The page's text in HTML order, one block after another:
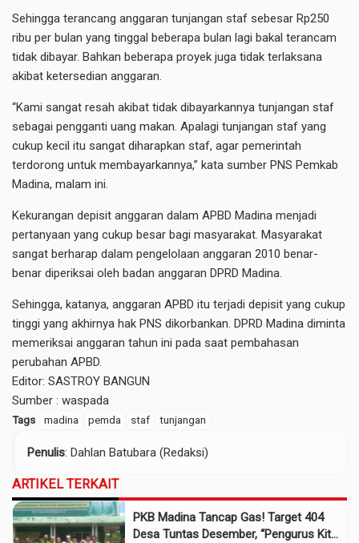
Sehingga terancang anggaran tunjangan staf sebesar Rp250
ribu per bulan yang tinggal beberapa bulan lagi bakal terancam
tidak dibayar. Bahkan beberapa proyek juga tidak terlaksana
akibat ketersedian anggaran.
“Kami sangat resah akibat tidak dibayarkannya tunjangan staf
sebagai pengganti uang makan. Apalagi tunjangan staf yang
cukup kecil itu sangat diharapkan staf, agar pemerintah
terdorong untuk membayarkannya,” kata sumber PNS Pemkab
Madina, malam ini.
Kekurangan depisit anggaran dalam APBD Madina menjadi
pertanyaan yang cukup besar bagi masyarakat. Masyarakat
sangat berharap dalam pengelolaan anggaran 2010 benar-
benar diperiksai oleh badan anggaran DPRD Madina.
Sehingga, katanya, anggaran APBD itu terjadi depisit yang cukup
tinggi yang akhirnya hak PNS dikorbankan. DPRD Madina diminta
memeriksai anggaran tahun ini pada saat pembahasan
perubahan APBD.
Editor: SASTROY BANGUN
Sumber : waspada
Tags madina pemda staf tunjangan
Penulis: Dahlan Batubara (Redaksi)
ARTIKEL TERKAIT
PKB Madina Tancap Gas! Target 404
Desa Tuntas Desember, “Pengurus Kita